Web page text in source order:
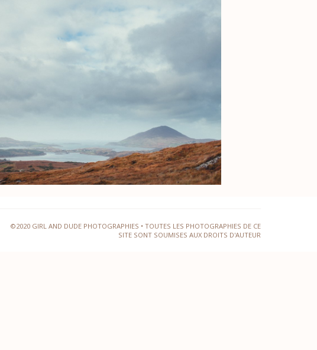
©2020 GIRL AND DUDE PHOTOGRAPHIES • TOUTES LES PHOTOGRAPHIES DE CE
SITE SONT SOUMISES AUX DROITS D'AUTEUR